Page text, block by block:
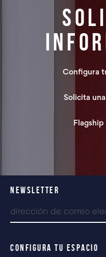
Configura
Solicita
NEWSLETTER
CONFIGURA TU ESPACIO